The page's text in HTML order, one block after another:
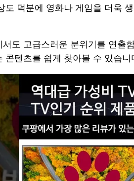
도 덕분에 영화나 게임을 더욱
도 고급스러운 분위기를 연출
콘텐츠를 쉽게 찾아볼 수 있습